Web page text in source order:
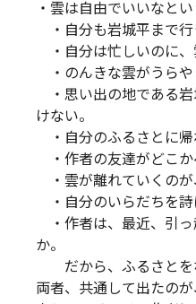
・雲は自由でいいなとい
・自分も岩城平まで行
・自分は忙しいのに、
・のんきな雲がうらや
・思い出の地である岩
けない。
・自分のふるさとに帰
・作者の友達がどこか
・雲が離れていくのが
・自分のいらだちを詩
・作者は、最近、引っ
か。
だから、ふるさとを
両者、共通して出たの